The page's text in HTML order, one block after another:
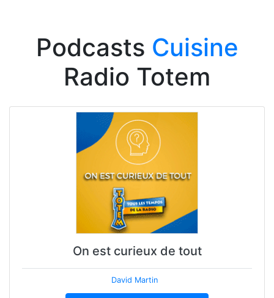
Podcasts Cuisine
Radio Totem
On est curieux de tout
David Martin